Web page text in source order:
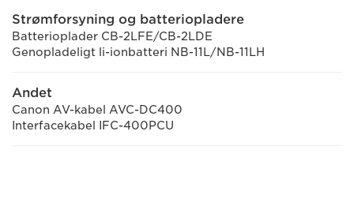
Strømforsyning og batteriopladere
Batterioplader CB-2LFE/CB-2LDE
Genopladeligt li-ionbatteri NB-11L/NB-11LH
Andet
Canon AV-kabel AVC-DC400
Interfacekabel IFC-400PCU